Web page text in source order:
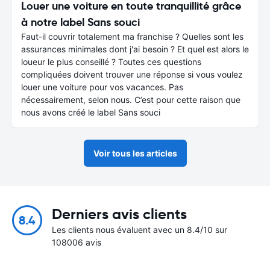
Louer une voiture en toute tranquillité grâce
à notre label Sans souci
Faut-il couvrir totalement ma franchise ? Quelles sont les
assurances minimales dont j'ai besoin ? Et quel est alors le
loueur le plus conseillé ? Toutes ces questions
compliquées doivent trouver une réponse si vous voulez
louer une voiture pour vos vacances. Pas
nécessairement, selon nous. C’est pour cette raison que
nous avons créé le label Sans souci
Voir tous les articles
8.4 Derniers avis clients
Les clients nous évaluent avec un 8.4/10 sur
108006 avis